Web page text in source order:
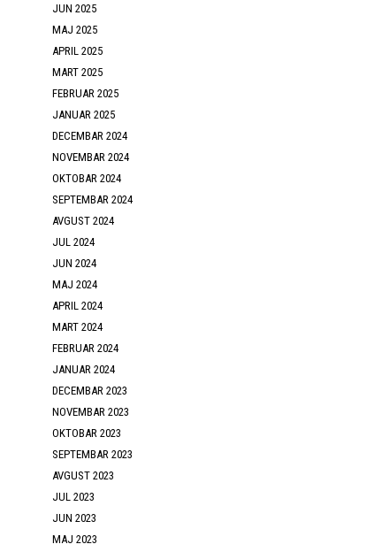
JUN 2025
MAJ 2025
APRIL 2025
MART 2025
FEBRUAR 2025
JANUAR 2025
DECEMBAR 2024
NOVEMBAR 2024
OKTOBAR 2024
SEPTEMBAR 2024
AVGUST 2024
JUL 2024
JUN 2024
MAJ 2024
APRIL 2024
MART 2024
FEBRUAR 2024
JANUAR 2024
DECEMBAR 2023
NOVEMBAR 2023
OKTOBAR 2023
SEPTEMBAR 2023
AVGUST 2023
JUL 2023
JUN 2023
MAJ 2023